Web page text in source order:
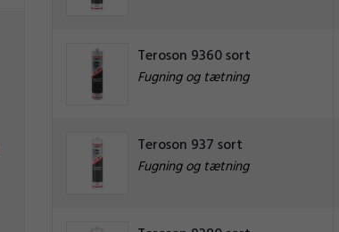
Teroson 9360 sort
Fugning og tætning
Teroson 937 sort
Fugning og tætning